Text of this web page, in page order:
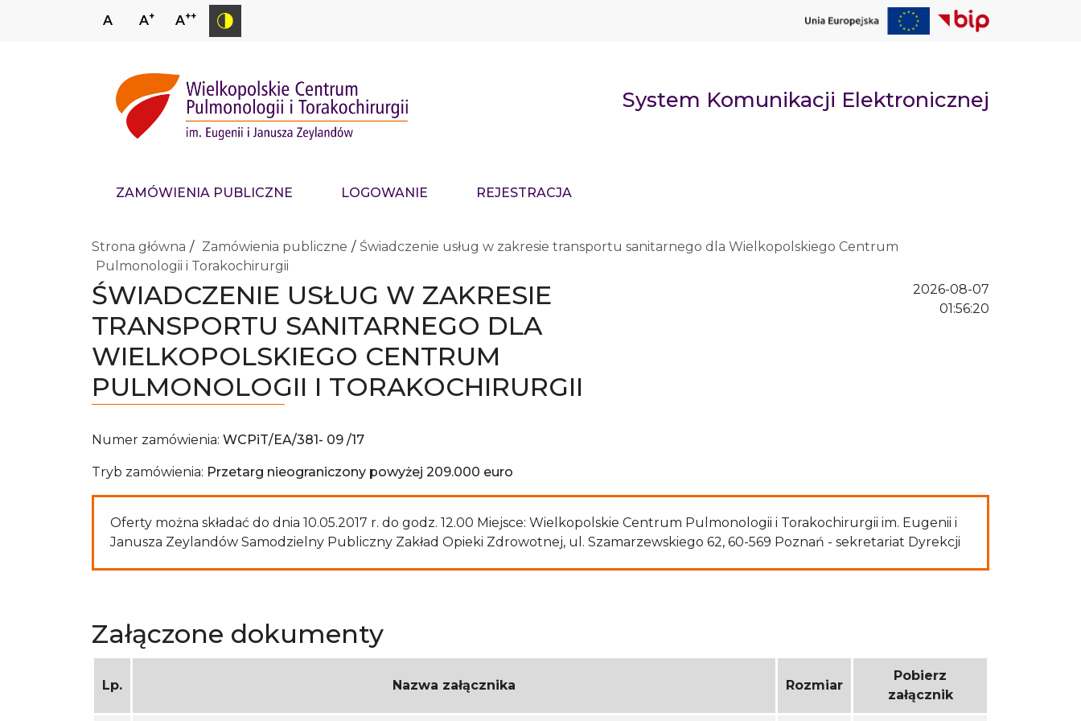
A A+ A++
System Komunikacji Elektronicznej
ZAMÓWIENIA PUBLICZNE LOGOWANIE REJESTRACJA
Strona główna Zamówienia publiczne
Świadczenie usług w zakresie transportu sanitarnego dla Wielkopolskiego Centrum
Pulmonologii i Torakochirurgii
ŚWIADCZENIE USŁUG W ZAKRESIE
TRANSPORTU SANITARNEGO DLA
WIELKOPOLSKIEGO CENTRUM
PULMONOLOGII I TORAKOCHIRURGII
2026-08-07
01:56:20
Numer zamówienia: WCPiT/EA/381- 09 /17
Tryb zamówienia: Przetarg nieograniczony powyżej 209.000 euro
Oferty można składać do dnia 10.05.2017 r. do godz. 12.00 Miejsce: Wielkopolskie Centrum Pulmonologii i Torakochirurgii im. Eugenii i
Janusza Zeylandów Samodzielny Publiczny Zakład Opieki Zdrowotnej, ul. Szamarzewskiego 62, 60-569 Poznań - sekretariat Dyrekcji
Załączone dokumenty
Lp. Nazwa załącznika Rozmiar
Pobierz
załącznik